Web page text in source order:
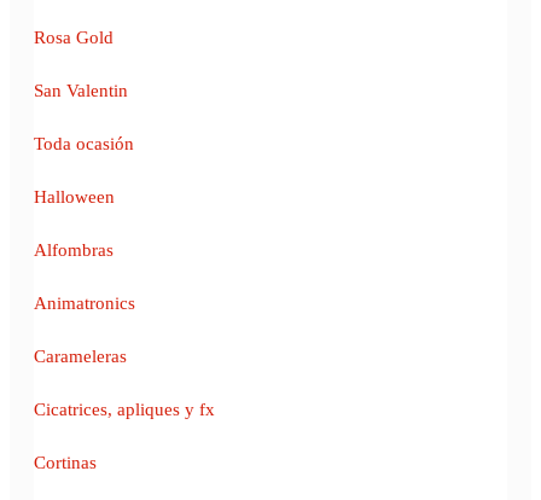
Rosa Gold
San Valentin
Toda ocasión
Halloween
Alfombras
Animatronics
Carameleras
Cicatrices, apliques y fx
Cortinas